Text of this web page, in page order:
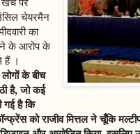
चेयरमैन
का
के आरोप के
।
के बीच
है, जो कई
गई है कि
को राजीव मित्तल ने चूँकि